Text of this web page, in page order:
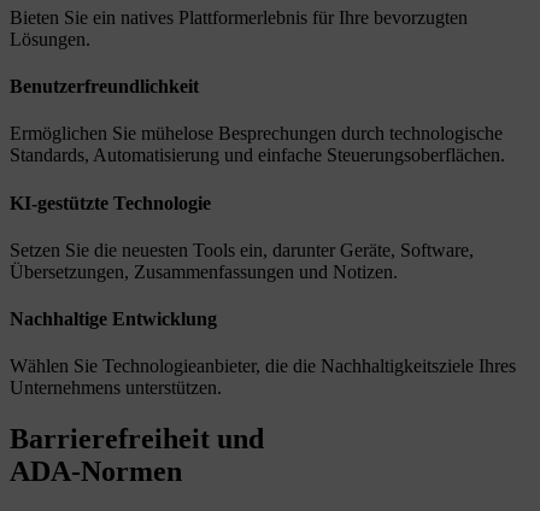
Bieten Sie ein natives Plattformerlebnis für Ihre bevorzugten
Lösungen.
Benutzerfreundlichkeit
Ermöglichen Sie mühelose Besprechungen durch technologische
Standards, Automatisierung und einfache Steuerungsoberflächen.
KI-gestützte Technologie
Setzen Sie die neuesten Tools ein, darunter Geräte, Software,
Übersetzungen, Zusammenfassungen und Notizen.
Nachhaltige Entwicklung
Wählen Sie Technologieanbieter, die die Nachhaltigkeitsziele Ihres
Unternehmens unterstützen.
Barrierefreiheit und
ADA-Normen